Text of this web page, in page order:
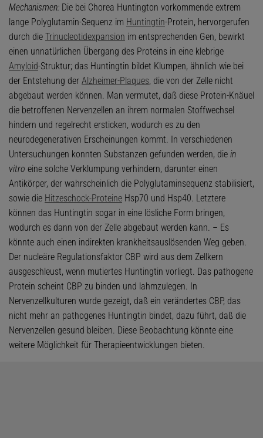
Mechanismen: Die bei Chorea Huntington vorkommende extrem
lange Polyglutamin-Sequenz im Huntingtin-Protein, hervorgerufen
durch die Trinucleotidexpansion im entsprechenden Gen, bewirkt
einen unnatürlichen Übergang des Proteins in eine klebrige
Amyloid-Struktur; das Huntingtin bildet Klumpen, ähnlich wie bei
der Entstehung der Alzheimer-Plaques, die von der Zelle nicht
abgebaut werden können. Man vermutet, daß diese Protein-Knäuel
die betroffenen Nervenzellen an ihrem normalen Stoffwechsel
hindern und regelrecht ersticken, wodurch es zu den
neurodegenerativen Erscheinungen kommt. In verschiedenen
Untersuchungen konnten Substanzen gefunden werden, die in
vitro eine solche Verklumpung verhindern, darunter einen
Antikörper, der wahrscheinlich die Polyglutaminsequenz stabilisiert,
sowie die Hitzeschock-Proteine Hsp70 und Hsp40. Letztere
können das Huntingtin sogar in eine lösliche Form bringen,
wodurch es dann von der Zelle abgebaut werden kann. – Es
könnte auch einen indirekten krankheitsauslösenden Weg geben.
Der nucleäre Regulationsfaktor CBP wird aus dem Zellkern
ausgeschleust, wenn mutiertes Huntingtin vorliegt. Das pathogene
Protein scheint CBP zu binden und lahmzulegen. In
Nervenzellkulturen wurde gezeigt, daß ein verändertes CBP, das
nicht mehr an pathogenes Huntingtin bindet, dazu führt, daß die
Nervenzellen gesund bleiben. Diese Beobachtung könnte eine
weitere Möglichkeit für Therapieentwicklungen bieten.